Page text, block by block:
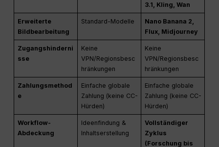
3.1, Kling, Wan
Erweiterte
Bildbearbeitung
Standard-Modelle
Nano Banana 2,
Flux, Midjourney
Zugangshinderni
sse
Keine
VPN/Regionsbesc
hränkungen
Keine
VPN/Regionsbesc
hränkungen
Zahlungsmethod
e
Einfache globale
Zahlung (keine CC-
Hürden)
Einfache globale
Zahlung (keine CC-
Hürden)
Workflow-
Abdeckung
Ideenfindung &
Inhaltserstellung
Vollständiger
Zyklus
(Forschung bis